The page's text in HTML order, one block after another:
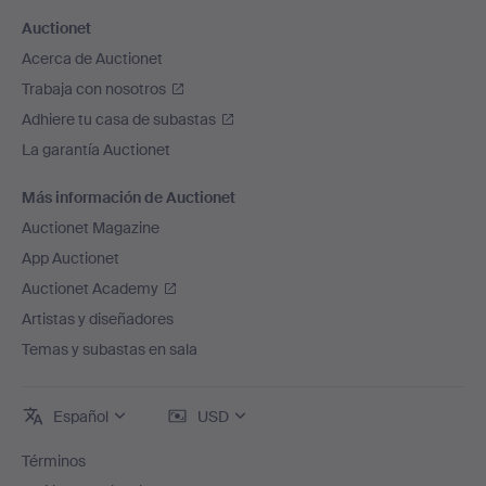
Auctionet
Acerca de Auctionet
Trabaja con nosotros
Adhiere tu casa de subastas
La garantía Auctionet
Más información de Auctionet
Auctionet Magazine
App Auctionet
Auctionet Academy
Artistas y diseñadores
Temas y subastas en sala
Español USD
Términos